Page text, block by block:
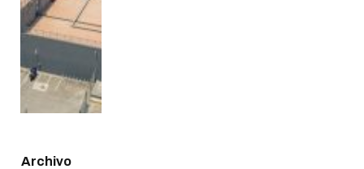
Archivo